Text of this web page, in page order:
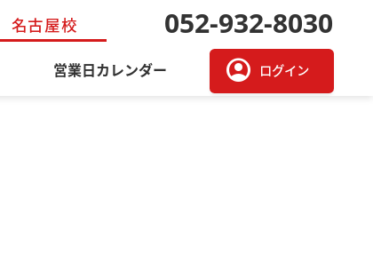
名古屋校 052-932-8030
営業日カレンダー account_circle ログイン